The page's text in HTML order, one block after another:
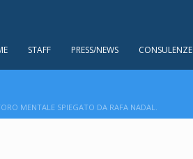
STAFF PRESS/NEWS CONSULENZE
MENTALE SPIEGATO DA RAFA NADAL.